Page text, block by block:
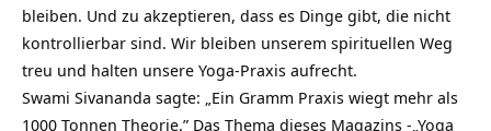
bleiben. Und zu akzeptieren, dass es Dinge gibt, die nicht
kontrollierbar sind. Wir bleiben unserem spirituellen Weg
treu und halten unsere Yoga-Praxis aufrecht.
Swami Sivananda sagte: „Ein Gramm Praxis wiegt mehr als
1000 Tonnen Theorie.” Das Thema dieses Magazins -„Yoga